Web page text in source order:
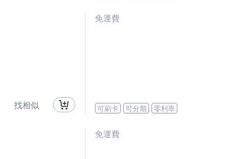
找相似
免運費
可刷卡 可分期 零利率
免運費